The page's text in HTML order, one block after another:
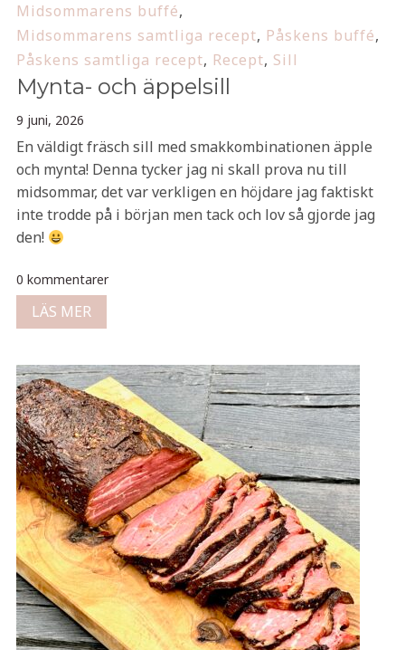
Midsommarens buffé,
Midsommarens samtliga recept, Påskens buffé,
Påskens samtliga recept, Recept, Sill
Mynta- och äppelsill
9 juni, 2026
En väldigt fräsch sill med smakkombinationen äpple
och mynta! Denna tycker jag ni skall prova nu till
midsommar, det var verkligen en höjdare jag faktiskt
inte trodde på i början men tack och lov så gjorde jag
den!
0 kommentarer
LÄS MER